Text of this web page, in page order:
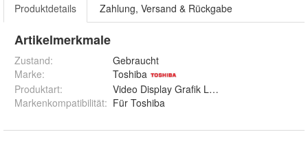
Produktdetails Zahlung, Versand & Rückgabe
Artikelmerkmale
Zustand:
Gebraucht
Marke:
Toshiba
Produktart:
Video Display Grafik LCD Cable Kabel
Markenkompatibilität: Für Toshiba